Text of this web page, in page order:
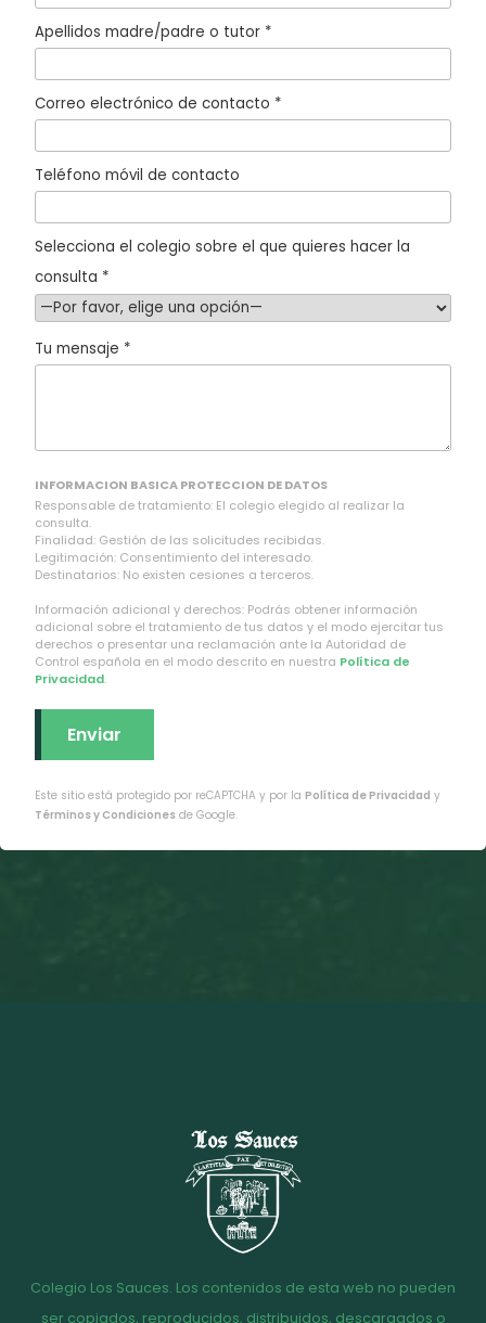
Apellidos madre/padre o tutor *
Correo electrónico de contacto *
Teléfono móvil de contacto
Selecciona el colegio sobre el que quieres hacer la
consulta *
Tu mensaje *
INFORMACION BASICA PROTECCION DE DATOS
Responsable de tratamiento: El colegio elegido al realizar la
consulta.
Finalidad: Gestión de las solicitudes recibidas.
Legitimación: Consentimiento del interesado.
Destinatarios: No existen cesiones a terceros.
Información adicional y derechos: Podrás obtener información
adicional sobre el tratamiento de tus datos y el modo ejercitar tus
derechos o presentar una reclamación ante la Autoridad de
Control española en el modo descrito en nuestra Política de
Privacidad.
Este sitio está protegido por reCAPTCHA y por la Política de Privacidad y
Términos y Condiciones de Google.
Colegio Los Sauces. Los contenidos de esta web no pueden
ser copiados, reproducidos, distribuidos, descargados o